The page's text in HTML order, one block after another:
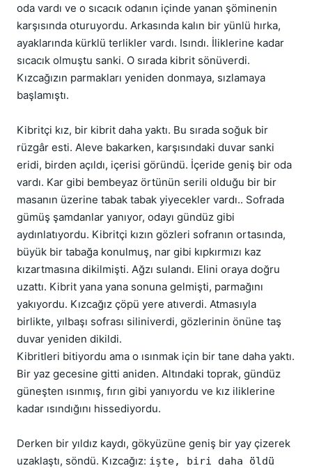
oda vardı ve o sıcacık odanın içinde yanan şöminenin
karşısında oturuyordu. Arkasında kalın bir yünlü hırka,
ayaklarında kürklü terlikler vardı. Isındı. İliklerine kadar
sıcacık olmuştu sanki. O sırada kibrit sönüverdi.
Kızcağızın parmakları yeniden donmaya, sızlamaya
başlamıştı.
Kibritçi kız, bir kibrit daha yaktı. Bu sırada soğuk bir
rüzgâr esti. Aleve bakarken, karşısındaki duvar sanki
eridi, birden açıldı, içerisi göründü. İçeride geniş bir oda
vardı. Kar gibi bembeyaz örtünün serili olduğu bir bir
masanın üzerine tabak tabak yiyecekler vardı.. Sofrada
gümüş şamdanlar yanıyor, odayı gündüz gibi
aydınlatıyordu. Kibritçi kızın gözleri sofranın ortasında,
büyük bir tabağa konulmuş, nar gibi kıpkırmızı kaz
kızartmasına dikilmişti. Ağzı sulandı. Elini oraya doğru
uzattı. Kibrit yana yana sonuna gelmişti, parmağını
yakıyordu. Kızcağız çöpü yere atıverdi. Atmasıyla
birlikte, yılbaşı sofrası siliniverdi, gözlerinin önüne taş
duvar yeniden dikildi.
Kibritleri bitiyordu ama o ısınmak için bir tane daha yaktı.
Bir yaz gecesine gitti aniden. Altındaki toprak, gündüz
güneşten ısınmış, fırın gibi yanıyordu ve kız iliklerine
kadar ısındığını hissediyordu.
Derken bir yıldız kaydı, gökyüzüne geniş bir yay çizerek
uzaklaştı, söndü. Kızcağız: işte, biri daha öldü